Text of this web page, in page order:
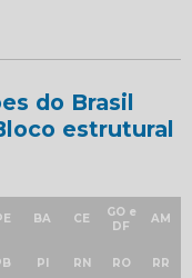
do Brasil
estrutural
BA CE
GO e
DF
AM
PI RN RO RR